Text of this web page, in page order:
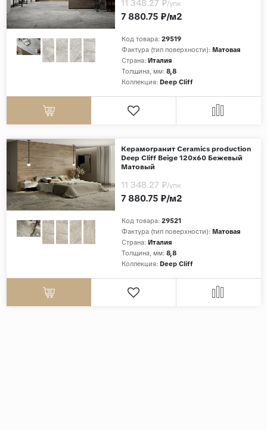
Код товара: 29519
Фактура (тип поверхности): Матовая
Страна: Италия
Толщина, мм: 8,8
Коллекция: Deep Cliff
7 880.75 ₽/м2
11 348.27 ₽/упк
Керамогранит Ceramics production
Deep Cliff Beige 120x60 Бежевый
Матовый
Код товара: 29521
Фактура (тип поверхности): Матовая
Страна: Италия
Толщина, мм: 8,8
Коллекция: Deep Cliff
7 880.75 ₽/м2
11 348.27 ₽/упк